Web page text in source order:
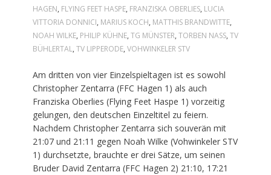
HAGEN, FLYING FEET HASPE, FRANZISKA OBERLIES, LUCIA
VITTORIA DONNICI, MARIUS KOCH, MATTHIS BRANDWITTE,
NOAH WILKE, PHILIP KÜHNE, TG MÜNSTER, TORBEN NASS, TV
BÜHLERTAL, TV LIPPERODE, VOHWINKELER STV
Am dritten von vier Einzelspieltagen ist es sowohl
Christopher Zentarra (FFC Hagen 1) als auch
Franziska Oberlies (Flying Feet Haspe 1) vorzeitig
gelungen, den deutschen Einzeltitel zu feiern.
Nachdem Christopher Zentarra sich souverän mit
21:07 und 21:11 gegen Noah Wilke (Vohwinkeler STV
1) durchsetzte, brauchte er drei Sätze, um seinen
Bruder David Zentarra (FFC Hagen 2) 21:10, 17:21